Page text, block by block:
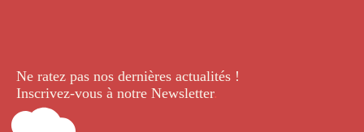
Ne ratez pas nos dernières actualités !
Inscrivez-vous à notre Newsletter.